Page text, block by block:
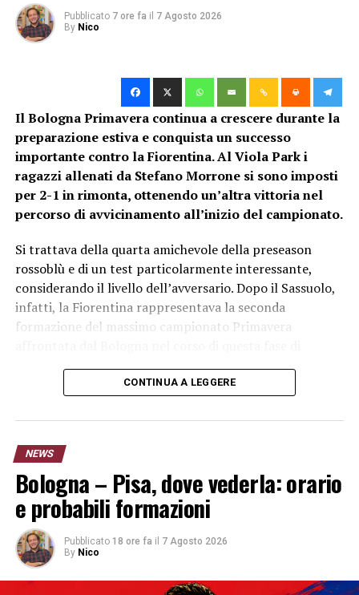
Pubblicato 7 ore fa il 7 Agosto 2026
By Nico
Il Bologna Primavera continua a crescere durante la
preparazione estiva e conquista un successo
importante contro la Fiorentina. Al Viola Park i
ragazzi allenati da Stefano Morrone si sono imposti
per 2-1 in rimonta, ottenendo un’altra vittoria nel
percorso di avvicinamento all’inizio del campionato.
Si trattava della quarta amichevole della preseason
rossoblù e di un test particolarmente interessante,
considerando il livello dell’avversario. Dopo il Sassuolo,
infatti, la Fiorentina rappresentava la seconda
formazione del massimo campionato Primavera
preparazione.
Bologna Primavera-Fiorentina 2-1:
rossoblù in rimonta
La partita non era iniziata nel migliore dei modi per il
Bologna. LaFiorentina U20 è passata in vantaggio
grazie a un calcio di rigore trasformato da Jallow
costringendo la formazione di Morrone a inseguire.
Il Bologna, però, non si è disunito e nella ripresa è
riuscito a ribaltare completamente il risultato.
CONTINUA A LEGGERE
NEWS
Bologna – Pisa, dove vederla: orario
e probabili formazioni
Pubblicato 18 ore fa il 7 Agosto 2026
By Nico